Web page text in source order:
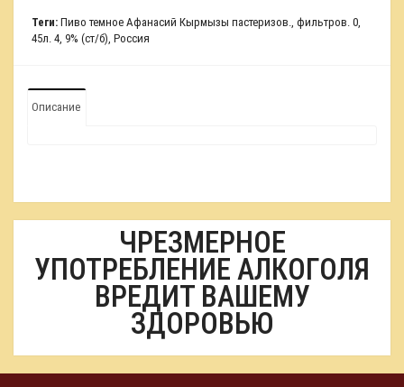
Теги: Пиво темное Афанасий Кырмызы пастеризов., фильтров. 0,
45л. 4, 9% (ст/б), Россия
Описание
ЧРЕЗМЕРНОЕ
УПОТРЕБЛЕНИЕ АЛКОГОЛЯ
ВРЕДИТ ВАШЕМУ
ЗДОРОВЬЮ